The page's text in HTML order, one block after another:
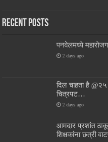
Recent Posts
पनवेलमध्ये
2 days ago
दिल चाहता है @२५
चित्रपट…
2 days ago
आमदार प्रशांत ठाकूर
शिक्षकांना छत्री